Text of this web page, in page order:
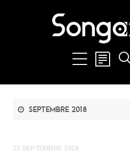
septembre 2018
23 SEPTEMBRE 2018